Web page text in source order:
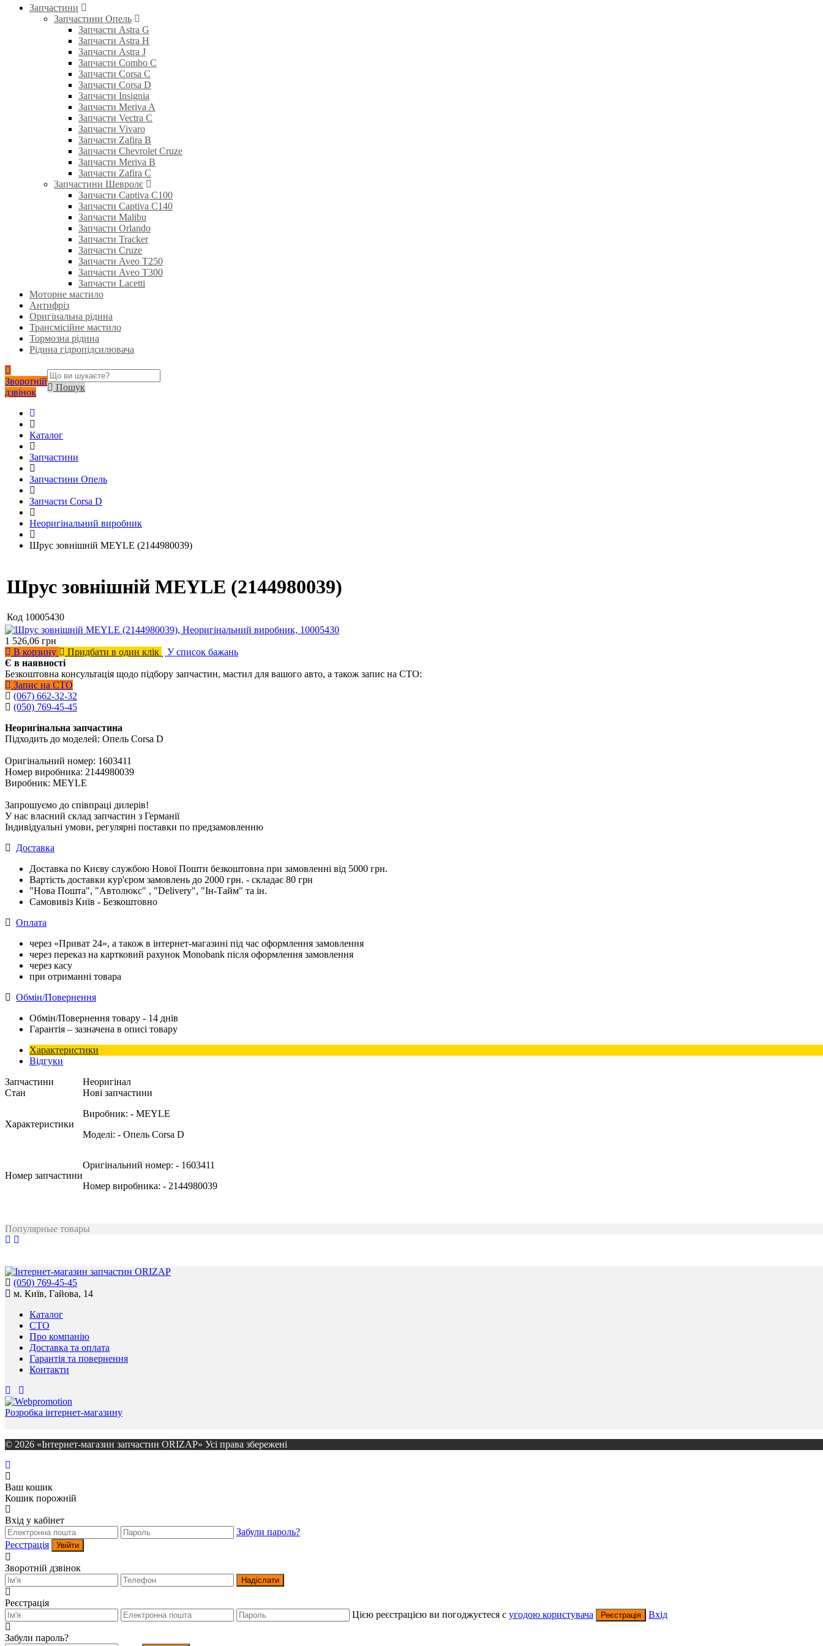
Запчастини
Запчастини Опель
Запчасти Astra G
Запчасти Astra H
Запчасти Astra J
Запчасти Combo C
Запчасти Corsa C
Запчасти Corsa D
Запчасти Insignia
Запчасти Meriva A
Запчасти Vectra C
Запчасти Vivaro
Запчасти Zafira B
Запчасти Chevrolet Cruze
Запчасти Meriva B
Запчасти Zafira C
Запчастини Шевролє
Запчасти Captiva C100
Запчасти Captiva C140
Запчасти Malibu
Запчасти Orlando
Запчасти Tracker
Запчасти Cruze
Запчасти Aveo T250
Запчасти Aveo T300
Запчасти Lacetti
Моторне мастило
Антифріз
Оригінальна рідина
Трансмісійне мастило
Тормозна рідина
Рідина гідропідсилювача
Зворотній
дзвінок
Пошук
Каталог
Запчастини
Запчастини Опель
Запчасти Corsa D
Неоригінальний виробник
Шрус зовнішній MEYLE (2144980039)
Шрус зовнішній MEYLE (2144980039)
Код 10005430
1 526,06 грн
В корзину
Придбати в один клік
У список бажань
Є в наявності
Безкоштовна консультація щодо підбору запчастин, мастил для вашого авто, а також запис на СТО:
Запис на СТО
(067) 662-32-32
(050) 769-45-45
Неоригінальна запчастина
Підходить до моделей: Опель Corsa D
Оригінальний номер: 1603411
Номер виробника: 2144980039
Виробник: MEYLE
Запрошуємо до співпраці дилерів!
У нас власний склад запчастин з Германії
Індивідуальні умови, регулярні поставки по предзамовленню
Доставка
Доставка по Києву службою Нової Пошти безкоштовна при замовленні від 5000 грн.
Вартість доставки кур'єром замовлень до 2000 грн. - складає 80 грн
"Нова Пошта", "Автолюкс" , "Delivery", "Iн-Тайм" та ін.
Самовивіз Київ - Безкоштовно
Оплата
через «Приват 24», а також в інтернет-магазині під час оформлення замовлення
через переказ на картковий рахунок Monobank після оформлення замовлення
через касу
при отриманні товара
Обмін/Повернення
Обмін/Повернення товару - 14 днів
Гарантія – зазначена в описі товару
Характеристики
Відгуки
Запчастини
Неоригінал
Стан
Нові запчастини
Характеристики
Виробник: - MEYLE
Моделі: - Опель Corsa D
Номер запчастини
Оригінальний номер: - 1603411
Номер виробника: - 2144980039
Популярные товары
(050) 769-45-45
м. Київ, Гайова, 14
Каталог
СТО
Про компанію
Доставка та оплата
Гарантія та повернення
Контакти
Розробка інтернет-магазину
© 2026 «Інтернет-магазин запчастин ORIZAP» Усі права збережені
Ваш кошик
Кошик порожній
Вхід у кабінет
Забули пароль?
Реєстрація
Увійти
Зворотній дзвінок
Надіслати
Реєстрація
Цією реєстрацією ви погоджуєтеся c угодою користувача Реєстрація Вхід
Забули пароль?